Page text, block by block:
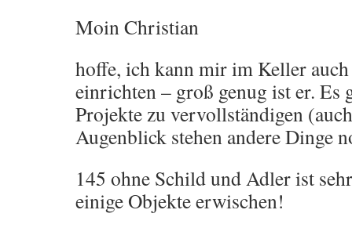
Moin Christian
hoffe, ich kann mir im Keller
einrichten – groß genug ist er. Es
Projekte zu vervollständigen
Augenblick stehen andere Dinge
145 ohne Schild und Adler ist
einige Objekte erwischen!